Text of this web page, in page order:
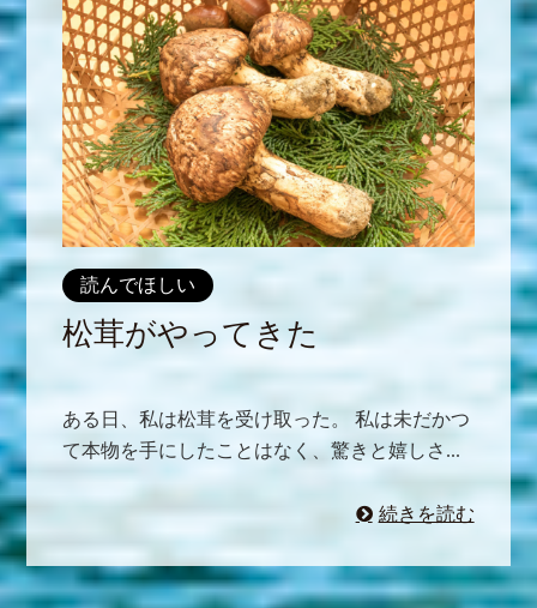
読んでほしい
松茸がやってきた
ある日、私は松茸を受け取った。 私は未だかつ
て本物を手にしたことはなく、驚きと嬉しさ...
続きを読む